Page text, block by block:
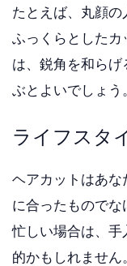
たとえば、丸顔
ふっくらとしたカ
は、鋭角を和ら
ぶとよいでしょう。
ライフスタ
ヘアカットはあ
に合ったもので
忙しい場合は、
的かもしれません。